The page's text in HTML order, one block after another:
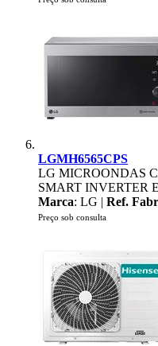
LGMH6565CPS
LG MICROONDAS
SMART INVERTER
Marca: LG | Ref.
Preço sob consulta